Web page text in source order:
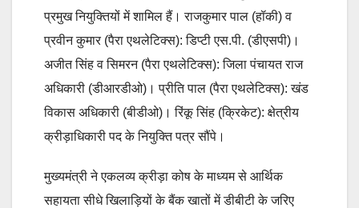
प्रमुख नियुक्तियों में शामिल हैं। राजकुमार पाल (हॉकी) व
प्रवीन कुमार (पैरा एथलेटिक्स): डिप्टी एस.पी. (डीएसपी)।
अजीत सिंह व सिमरन (पैरा एथलेटिक्स): जिला पंचायत राज
अधिकारी (डीआरडीओ)। प्रीति पाल (पैरा एथलेटिक्स): खंड
विकास अधिकारी (बीडीओ)। रिंकू सिंह (क्रिकेट): क्षेत्रीय
क्रीड़ाधिकारी पद के नियुक्ति पत्र सौंपे।
मुख्यमंत्री ने एकलव्य क्रीड़ा कोष के माध्यम से आर्थिक
सहायता सीधे खिलाड़ियों के बैंक खातों में डीबीटी के जरिए